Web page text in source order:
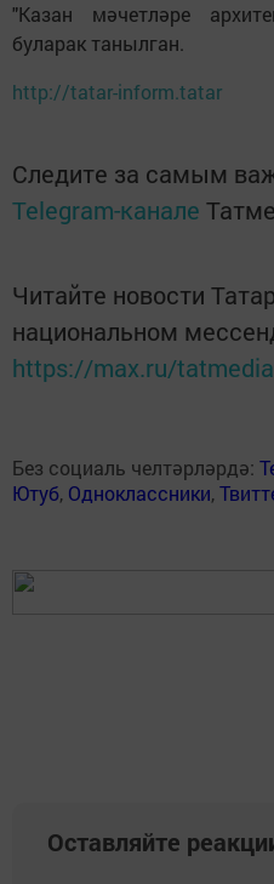
"Казан мәчетләре
буларак танылган.
http://tatar-inform.tatar
Следите за самым
Telegram-канале
Читайте новости
национальном
https://max.ru/tatmedia
Без социаль челтәрләрдә:
Ютуб, Одноклассники,
Оставляйте